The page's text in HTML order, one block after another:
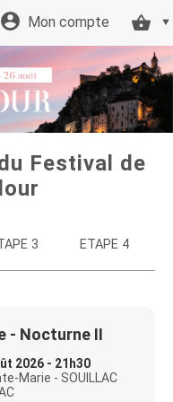
Mon compte
Festival de
3 ETAPE 4
- Nocturne II
2026 - 21h30
Marie - SOUILLAC